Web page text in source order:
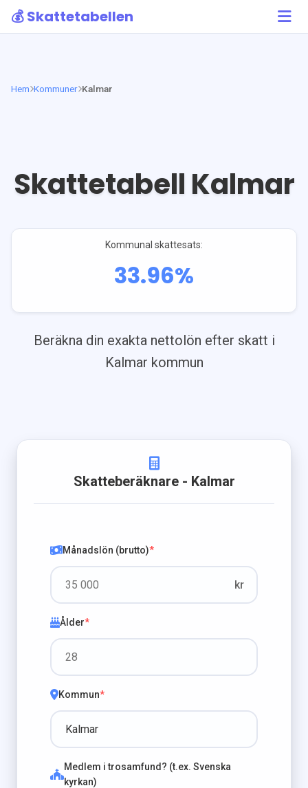
💰 Skattetabellen
Hem Kommuner Kalmar
Skattetabell Kalmar
Kommunal skattesats:
33.96%
Beräkna din exakta nettolön efter skatt i
Kalmar kommun
Skatteberäknare - Kalmar
Månadslön (brutto)*
kr
Ålder*
Kommun*
Medlem i trosamfund? (t.ex. Svenska
kyrkan)